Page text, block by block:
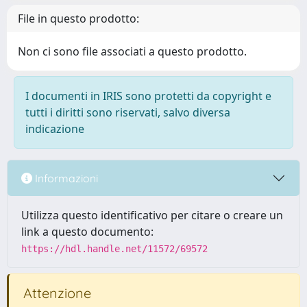
File in questo prodotto:
Non ci sono file associati a questo prodotto.
I documenti in IRIS sono protetti da copyright e
tutti i diritti sono riservati, salvo diversa
indicazione
Informazioni
Utilizza questo identificativo per citare o creare un
link a questo documento:
https://hdl.handle.net/11572/69572
Attenzione